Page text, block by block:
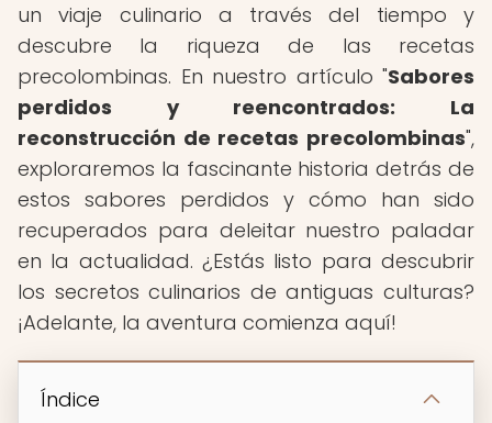
un viaje culinario a través del tiempo y
descubre la riqueza de las recetas
precolombinas. En nuestro artículo "Sabores
perdidos y reencontrados: La
reconstrucción de recetas precolombinas",
exploraremos la fascinante historia detrás de
estos sabores perdidos y cómo han sido
recuperados para deleitar nuestro paladar
en la actualidad. ¿Estás listo para descubrir
los secretos culinarios de antiguas culturas?
¡Adelante, la aventura comienza aquí!
Índice